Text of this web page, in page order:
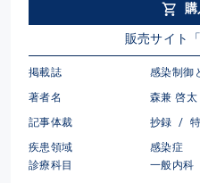
販売サイト
掲載誌
感染制御
著者名
森兼 啓太
記事体裁
抄録 /
疾患領域
感染症
診療科目
一般内科